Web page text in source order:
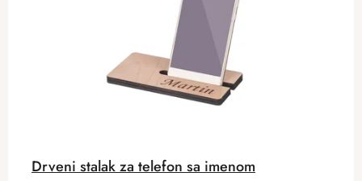
Drveni stalak za telefon sa imenom